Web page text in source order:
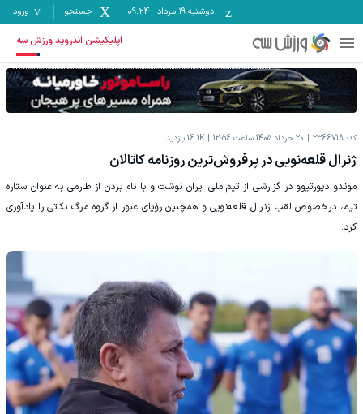
دوشنبه ۱۹ مرداد -
09:24 جستجو ورود
اپلیکیشن اندروید ورزش سه
کد: 2366718 20 خرداد 1405 ساعت 12:56 16.1K بازدید
ژنرال قلعه‌نویی در پرفروش‌ترین روزنامه کاتالان
موندو دپورتیوو در گزارشی از تیم ملی ایران نوشت و با نام بردن از طارمی به عنوان ستاره
تیم، درخصوص لقب ژنرال قلعه‌نویی و همچنین رؤیای عبور از گروه مرگ نکاتی را یادآوری
کرد.